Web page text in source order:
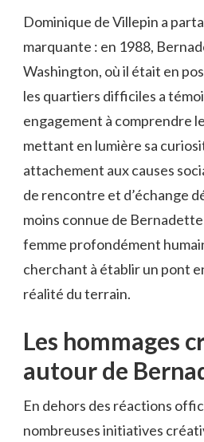
Dominique de Villepin a
marquante : en 1988,
Washington, où il était en
les quartiers difficiles a
engagement à comprendre
mettant en lumière sa
attachement aux causes
de rencontre et d’échange
moins connue de Bernadette
femme profondément
cherchant à établir un pont
réalité du terrain.
Les hommages
autour de
En dehors des réactions
nombreuses initiatives